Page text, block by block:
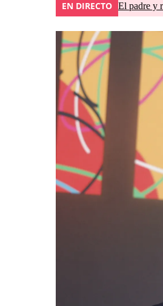
EN DIRECTO El padre y